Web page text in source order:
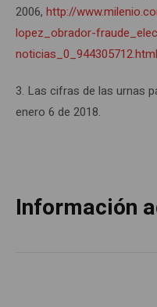
2006, http://
lopez_obrador-
3. Las cifras de las urnas
enero 6 de 2018.
Información